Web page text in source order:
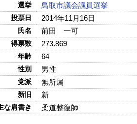
選挙 鳥取市議会議員選挙
投票日 2014年11月16日
氏名 前田 一可
得票数 273.869
年齢 64
性別 男性
党派 無所属
新旧 新
な肩書き 柔道整復師